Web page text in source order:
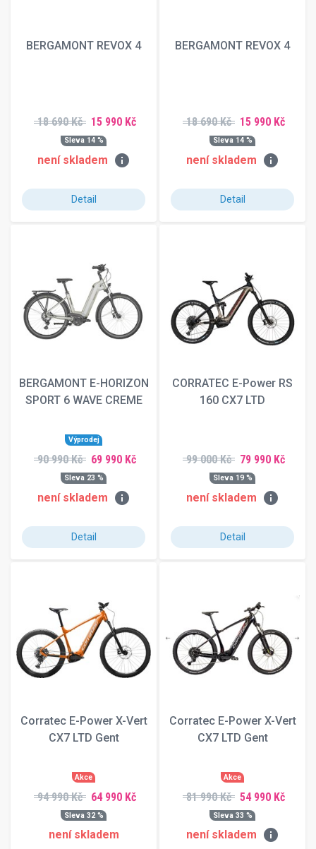
BERGAMONT REVOX 4
18 690 Kč 15 990 Kč
Sleva 14 %
není skladem info
Detail
BERGAMONT REVOX 4
18 690 Kč 15 990 Kč
Sleva 14 %
není skladem info
Detail
BERGAMONT E-HORIZON
SPORT 6 WAVE CREME
Výprodej
90 990 Kč 69 990 Kč
Sleva 23 %
není skladem info
Detail
CORRATEC E-Power RS
160 CX7 LTD
99 000 Kč 79 990 Kč
Sleva 19 %
není skladem info
Detail
Corratec E-Power X-Vert
CX7 LTD Gent
Akce
94 990 Kč 64 990 Kč
Sleva 32 %
není skladem
Corratec E-Power X-Vert
CX7 LTD Gent
Akce
81 990 Kč 54 990 Kč
Sleva 33 %
není skladem info